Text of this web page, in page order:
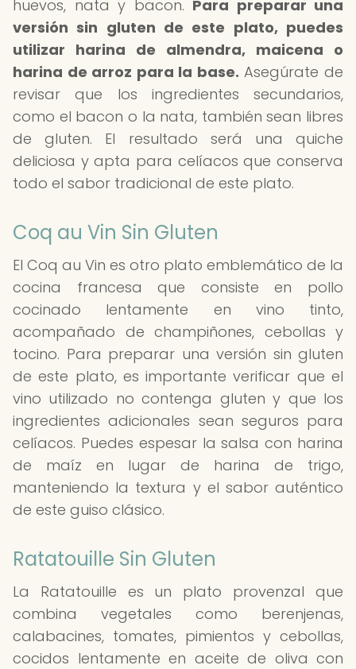
huevos, nata y bacon. Para preparar una
versión sin gluten de este plato, puedes
utilizar harina de almendra, maicena o
harina de arroz para la base. Asegúrate de
revisar que los ingredientes secundarios,
como el bacon o la nata, también sean libres
de gluten. El resultado será una quiche
deliciosa y apta para celíacos que conserva
todo el sabor tradicional de este plato.
Coq au Vin Sin Gluten
El Coq au Vin es otro plato emblemático de la
cocina francesa que consiste en pollo
cocinado lentamente en vino tinto,
acompañado de champiñones, cebollas y
tocino. Para preparar una versión sin gluten
de este plato, es importante verificar que el
vino utilizado no contenga gluten y que los
ingredientes adicionales sean seguros para
celíacos. Puedes espesar la salsa con harina
de maíz en lugar de harina de trigo,
manteniendo la textura y el sabor auténtico
de este guiso clásico.
Ratatouille Sin Gluten
La Ratatouille es un plato provenzal que
combina vegetales como berenjenas,
calabacines, tomates, pimientos y cebollas,
cocidos lentamente en aceite de oliva con